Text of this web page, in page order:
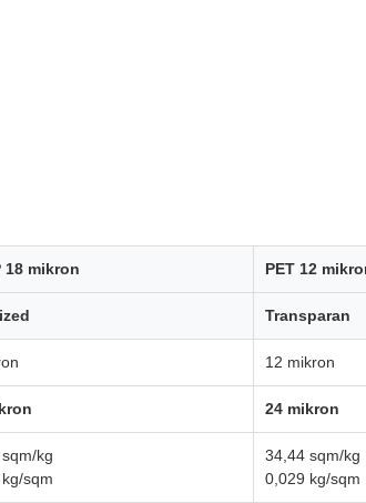
18 mikron PET 12
Transparan
12 mikron
24 mikron
kg
sqm
34,44 sqm/kg
0,029 kg/sqm